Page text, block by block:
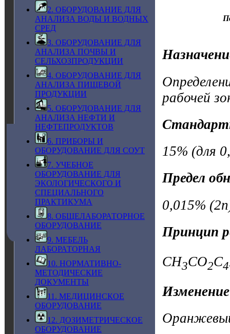
2. ОБОРУДОВАНИЕ ДЛЯ
АНАЛИЗА ВОДЫ И ВОДНЫХ
СРЕД
3. ОБОРУДОВАНИЕ ДЛЯ
АНАЛИЗА ПОЧВЫ И
СЕЛЬХОЗПРОДУКЦИИ
4. ОБОРУДОВАНИЕ ДЛЯ
АНАЛИЗА ПИЩЕВОЙ
ПРОДУКЦИИ
5. ОБОРУДОВАНИЕ ДЛЯ
АНАЛИЗА НЕФТИ И
НЕФТЕПРОДУКТОВ
6. ПРИБОРЫ И
ОБОРУДОВАНИЕ ДЛЯ СОУТ
7. УЧЕБНОЕ
ОБОРУДОВАНИЕ ДЛЯ
ЭКОЛОГИЧЕСКОГО И
СПЕЦИАЛЬНОГО
ПРАКТИКУМА
8. ОБЩЕЛАБОРАТОРНОЕ
ОБОРУДОВАНИЕ
9. МЕБЕЛЬ
ЛАБОРАТОРНАЯ
10. НОРМАТИВНО-
МЕТОДИЧЕСКИЕ
ДОКУМЕНТЫ
11. МЕДИЦИНСКОЕ
ОБОРУДОВАНИЕ
12. ДОЗИМЕТРИЧЕСКОЕ
ОБОРУДОВАНИЕ
рабочей
15% (для
Предел
0,015%
Принцип
CH3CO2C4